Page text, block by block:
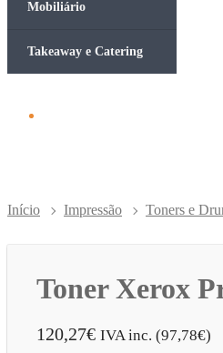
Mobiliário
Takeaway e Catering
Início Impressão Toners e
Toner Xerox
120,27€ IVA inc. (97,78€)